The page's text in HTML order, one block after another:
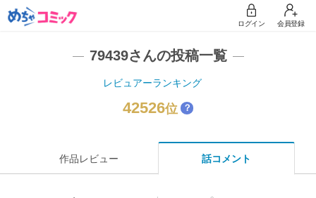
ログイン 会員登録
79439さんの投稿一覧
レビュアーランキング
42526位 ？
作品レビュー 話コメント